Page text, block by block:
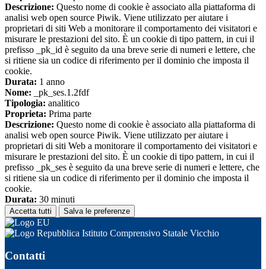
Descrizione: Questo nome di cookie è associato alla piattaforma di
analisi web open source Piwik. Viene utilizzato per aiutare i
proprietari di siti Web a monitorare il comportamento dei visitatori e
misurare le prestazioni del sito. È un cookie di tipo pattern, in cui il
prefisso _pk_id è seguito da una breve serie di numeri e lettere, che
si ritiene sia un codice di riferimento per il dominio che imposta il
cookie.
Durata: 1 anno
Nome: _pk_ses.1.2fdf
Tipologia: analitico
Proprieta: Prima parte
Descrizione: Questo nome di cookie è associato alla piattaforma di
analisi web open source Piwik. Viene utilizzato per aiutare i
proprietari di siti Web a monitorare il comportamento dei visitatori e
misurare le prestazioni del sito. È un cookie di tipo pattern, in cui il
prefisso _pk_ses è seguito da una breve serie di numeri e lettere, che
si ritiene sia un codice di riferimento per il dominio che imposta il
cookie.
Durata: 30 minuti
Accetta tutti Salva le preferenze
Istituto Comprensivo Statale Vicchio
Contatti